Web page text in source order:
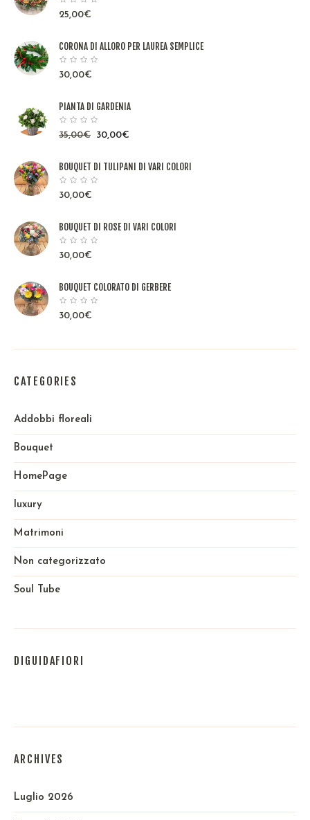
25,00€
CORONA DI ALLORO PER LAUREA SEMPLICE
30,00€
PIANTA DI GARDENIA
35,00€ 30,00€
BOUQUET DI TULIPANI DI VARI COLORI
30,00€
BOUQUET DI ROSE DI VARI COLORI
30,00€
BOUQUET COLORATO DI GERBERE
30,00€
CATEGORIES
Addobbi floreali
Bouquet
HomePage
luxury
Matrimoni
Non categorizzato
Soul Tube
DIGUIDAFIORI
ARCHIVES
Luglio 2026